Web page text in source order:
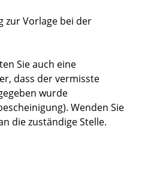
zur Vorlage bei der
Sie auch eine
dass der vermisste
wurde
Wenden Sie
die zuständige Stelle.